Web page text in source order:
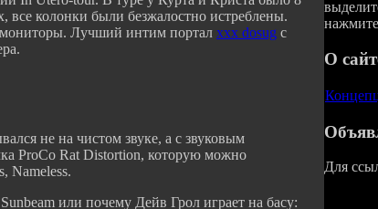
все колонки были безжалостно истреблены.
мониторы. Лучший интим портал xxx dosug с
не на чистом звуке, а с звуковым
ProCo Rat Distortion, которую можно
Nameless.
или почему Дейв Грол играет на басу:
О
Для